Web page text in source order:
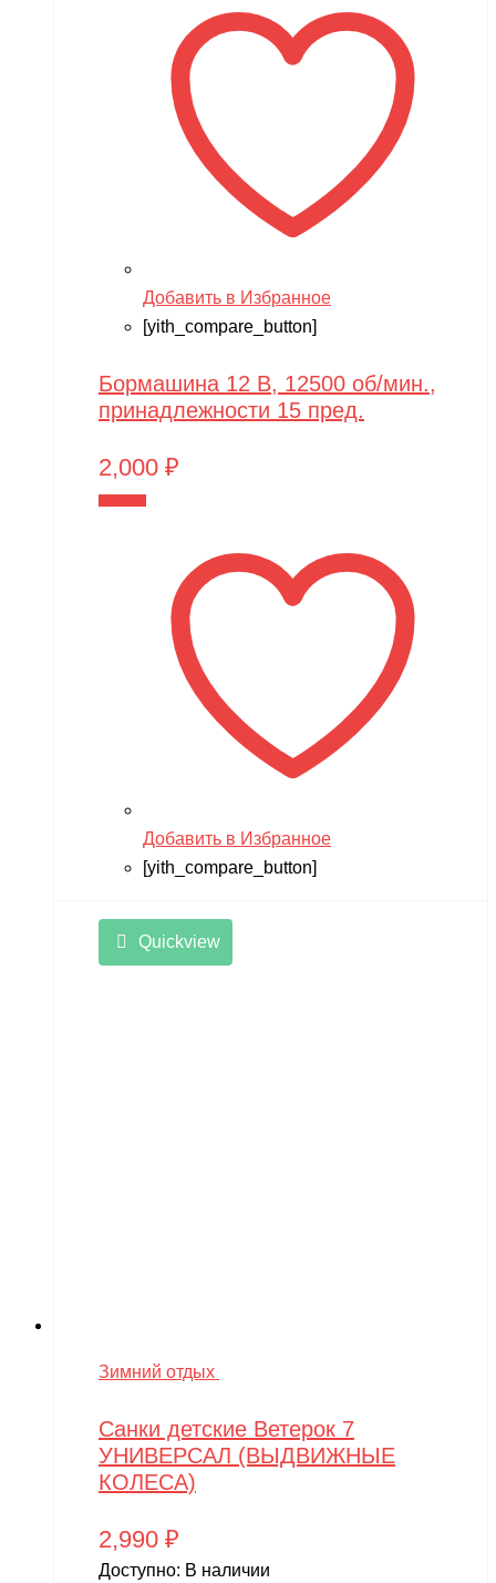
Добавить в Избранное
[yith_compare_button]
Бормашина 12 В, 12500 об/мин.,
принадлежности 15 пред.
2,000 ₽
Добавить в Избранное
[yith_compare_button]
Quickview
Зимний отдых
Санки детские Ветерок 7
УНИВЕРСАЛ (ВЫДВИЖНЫЕ
КОЛЕСА)
2,990 ₽
Доступно: В наличии